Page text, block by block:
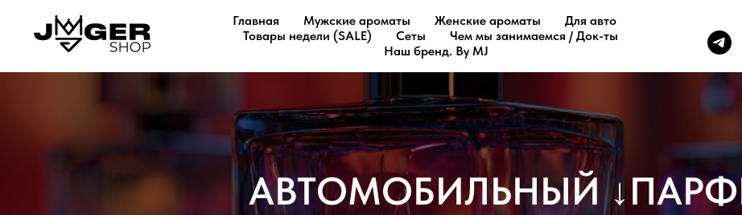
Главная Мужские ароматы Женские ароматы
Для авто
Товары недели (SALE)
Сеты
Чем мы занимаемся / Док-ты
Наш бренд. By MJ
ПОДБОРКИ И↓СЕТЫ↓